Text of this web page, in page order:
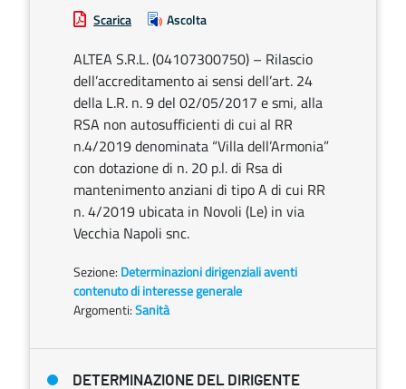
Scarica Ascolta
ALTEA S.R.L. (04107300750) – Rilascio
dell’accreditamento ai sensi dell’art. 24
della L.R. n. 9 del 02/05/2017 e smi, alla
RSA non autosufficienti di cui al RR
n.4/2019 denominata “Villa dell’Armonia”
con dotazione di n. 20 p.l. di Rsa di
mantenimento anziani di tipo A di cui RR
n. 4/2019 ubicata in Novoli (Le) in via
Vecchia Napoli snc.
Sezione: Determinazioni dirigenziali aventi
contenuto di interesse generale
Argomenti:Sanità
DETERMINAZIONE DEL DIRIGENTE